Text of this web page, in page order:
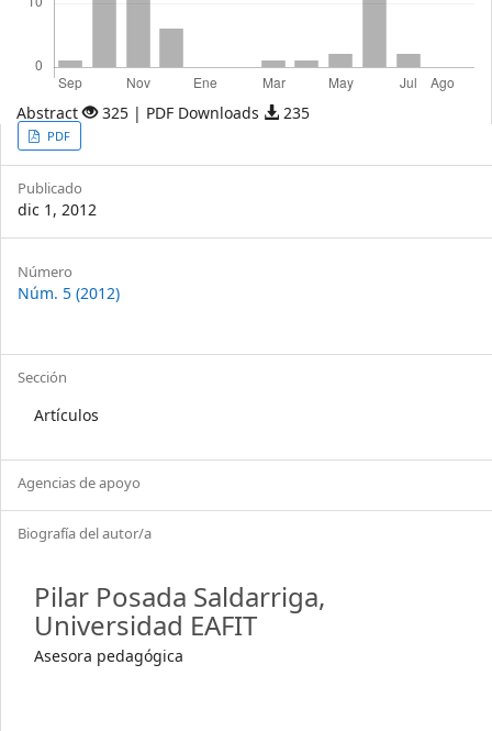
Abstract 325 | PDF Downloads 235
Article
Sidebar
PDF
Publicado
dic 1, 2012
Article
Details
Número
Núm. 5 (2012)
Sección
Artículos
Agencias de apoyo
Biografía del autor/a
Pilar Posada Saldarriga,
Universidad EAFIT
Asesora pedagógica